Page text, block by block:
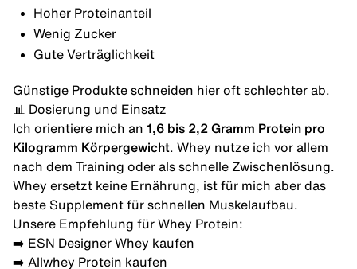
Hoher Proteinanteil
Wenig Zucker
Gute Verträglichkeit
Günstige Produkte schneiden hier oft schlechter ab.
📊 Dosierung und Einsatz
Ich orientiere mich an 1,6 bis 2,2 Gramm Protein pro
Kilogramm Körpergewicht . Whey nutze ich vor allem
nach dem Training oder als schnelle Zwischenlösung.
Whey ersetzt keine Ernährung, ist für mich aber das
beste Supplement für schnellen Muskelaufbau.
Unsere Empfehlung für Whey Protein:
➡️ ESN Designer Whey kaufen
➡️ Allwhey Protein kaufen